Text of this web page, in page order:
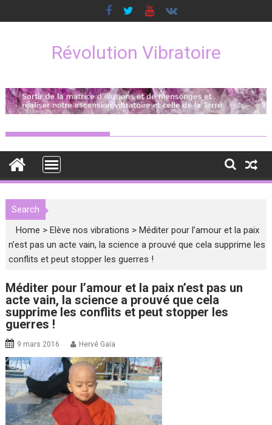
to
Révolution Vibratoire
Search
Home >Elève nos vibrations >Méditer pour l’amour et la paix
n’est pas un acte vain, la science a prouvé que cela supprime les
conflits et peut stopper les guerres !
Méditer pour l’amour et la paix n’est pas un
acte vain, la science a prouvé que cela
supprime les conflits et peut stopper les
guerres !
9 mars 2016 Hervé Gaïa